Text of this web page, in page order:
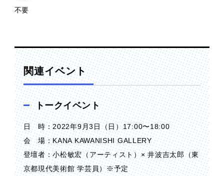
不要
関連イベント
トークイベント
日 時：2022年9月3日（日）17:00〜18:00
会 場：KANA KAWANISHI GALLERY
登壇者：小松敏宏（アーティスト）× 井波吉太郎（東
京都現代美術館 学芸員）※予定